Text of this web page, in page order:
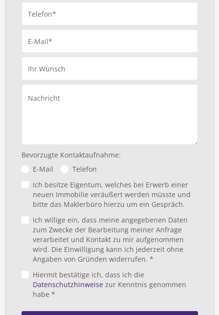
Telefon*
E-Mail*
Ihr Wunsch
Nachricht
Bevorzugte Kontaktaufnahme:
E-Mail
Telefon
Ich besitze Eigentum, welches bei Erwerb einer
neuen Immobilie veräußert werden müsste und
bitte das Maklerbüro hierzu um ein Gespräch.
Ich willige ein, dass meine angegebenen Daten
zum Zwecke der Bearbeitung meiner Anfrage
verarbeitet und Kontakt zu mir aufgenommen
wird. Die Einwilligung kann ich jederzeit ohne
Angaben von Gründen widerrufen. *
Hiermit bestätige ich, dass ich die
Datenschutzhinweisezur Kenntnis genommen
habe *